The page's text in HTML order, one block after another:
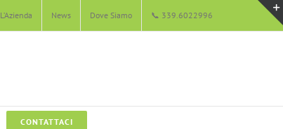
L’Azienda News Dove Siamo 📞 339.6022996
CONTATTACI